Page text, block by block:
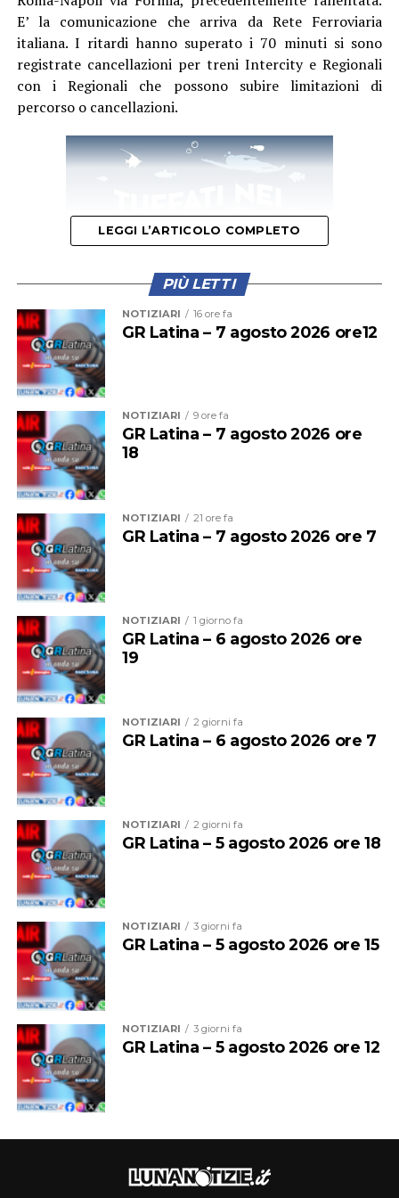
E’ la comunicazione che arriva da Rete Ferroviaria
italiana. I ritardi hanno superato i 70 minuti si sono
registrate cancellazioni per treni Intercity e Regionali
con i Regionali che possono subire limitazioni di
percorso o cancellazioni.
Questa mattina il primo treno a fermarsi alla stazione di
Cisterna era stato il regionale partito alle 11,56 dalla
stazione Termini. La presenza di una persona che dava
in escandescenza sui binari aveva costretto il treno a
fermarsi alla stazione precedente. La situazione
sembrava inizialmente rientrata, poi la sospensione del
traffico.
LEGGI L’ARTICOLO COMPLETO
PIÙ LETTI
NOTIZIARI 16 ore fa
GR Latina – 7 agosto 2026 ore12
NOTIZIARI 9 ore fa
GR Latina – 7 agosto 2026 ore
18
NOTIZIARI 21 ore fa
GR Latina – 7 agosto 2026 ore 7
NOTIZIARI 1 giorno fa
GR Latina – 6 agosto 2026 ore
19
NOTIZIARI 2 giorni fa
GR Latina – 6 agosto 2026 ore 7
NOTIZIARI 2 giorni fa
GR Latina – 5 agosto 2026 ore 18
NOTIZIARI 3 giorni fa
GR Latina – 5 agosto 2026 ore 15
NOTIZIARI 3 giorni fa
GR Latina – 5 agosto 2026 ore 12